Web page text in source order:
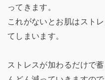
ってきます。
これがないとお肌はスト
てしまいます。
ストレスが加わるだけで